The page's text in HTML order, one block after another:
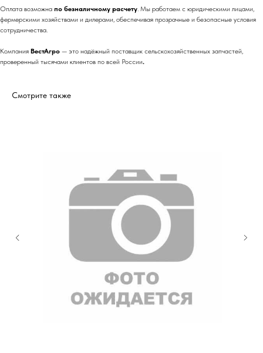
Оплата возможна по безналичному расчету. Мы работаем с юридическими лицами,
фермерскими хозяйствами и дилерами, обеспечивая прозрачные и безопасные условия
сотрудничества.
Компания ВестАгро — это надёжный поставщик сельскохозяйственных запчастей,
проверенный тысячами клиентов по всей России.
Смотрите также